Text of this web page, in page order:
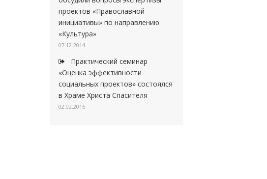
проектов «Православной
инициативы» по направлению
«Культура»
07.12.2014
Практический семинар
«Оценка эффективности
социальных проектов» состоялся
в Храме Христа Спасителя
02.02.2016